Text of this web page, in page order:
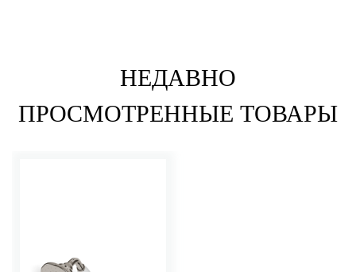
НЕДАВНО
ПРОСМОТРЕННЫЕ ТОВАРЫ